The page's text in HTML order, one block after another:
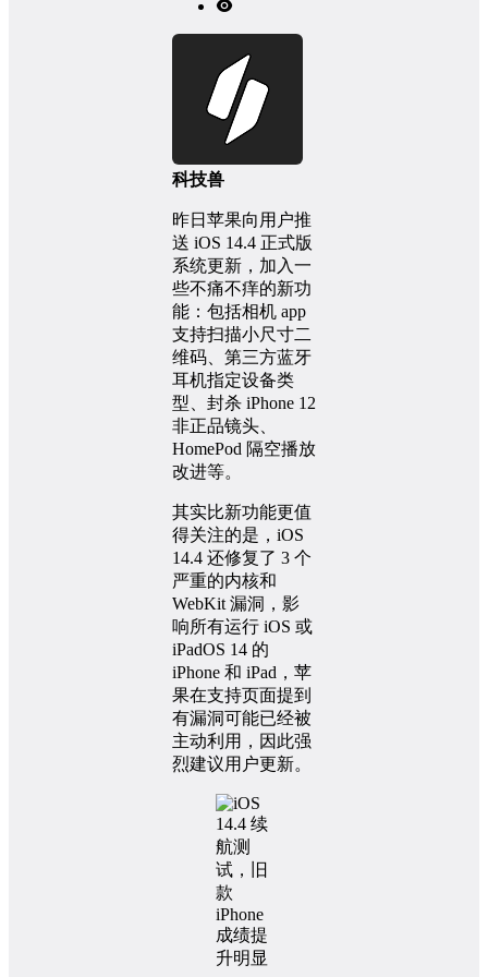
科技兽
昨日苹果向用户推
送 iOS 14.4 正式版
系统更新，加入一
些不痛不痒的新功
能：包括相机 app
支持扫描小尺寸二
维码、第三方蓝牙
耳机指定设备类
型、封杀 iPhone 12
非正品镜头、
HomePod 隔空播放
改进等。
其实比新功能更值
得关注的是，iOS
14.4 还修复了 3 个
严重的内核和
WebKit 漏洞，影
响所有运行 iOS 或
iPadOS 14 的
iPhone 和 iPad，苹
果在支持页面提到
有漏洞可能已经被
主动利用，因此强
烈建议用户更新。